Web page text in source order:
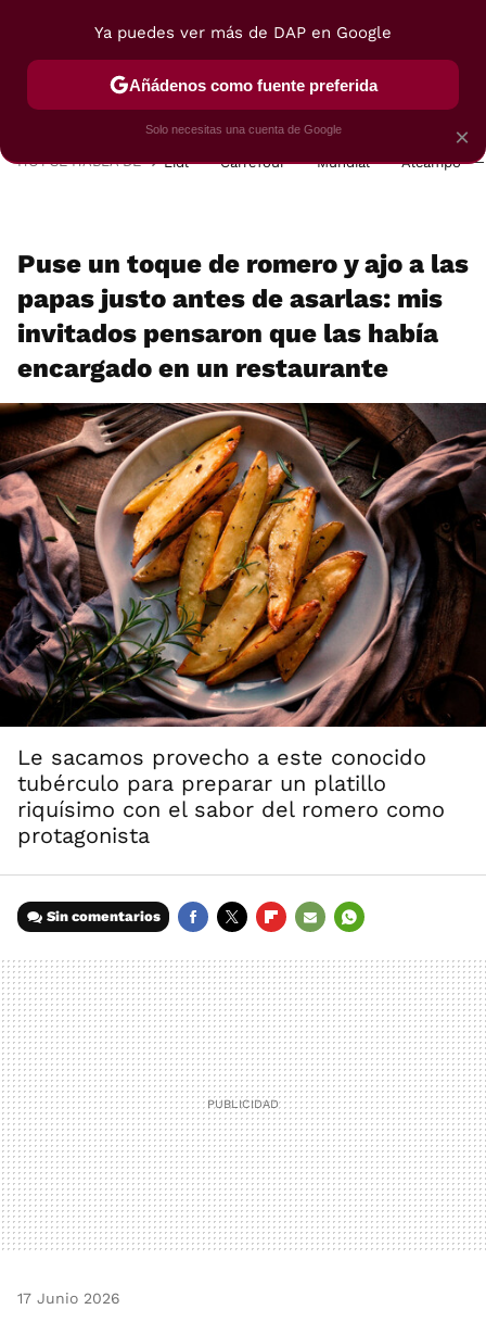
POSTRES VIAJES SELECCIÓN VEGUI
HOY SE HABLA DE Lidl Carrefour Mundial Alcampo
Puse un toque de romero y ajo a las
papas justo antes de asarlas: mis
invitados pensaron que las había
encargado en un restaurante
Le sacamos provecho a este conocido
tubérculo para preparar un platillo
riquísimo con el sabor del romero como
protagonista
Sin comentarios
MAIL
17 Junio 2026
×
Ya puedes ver más de DAP en Google
Añádenos como fuente preferida
Solo necesitas una cuenta de Google